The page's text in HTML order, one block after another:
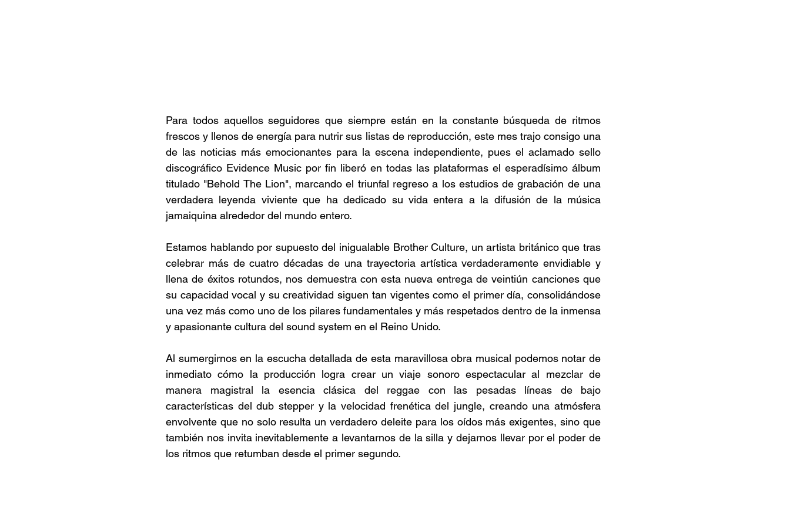
Para todos aquellos seguidores que siempre están en la constante búsqueda de ritmos
frescos y llenos de energía para nutrir sus listas de reproducción, este mes trajo consigo una
de las noticias más emocionantes para la escena independiente, pues el aclamado sello
discográfico Evidence Music por fin liberó en todas las plataformas el esperadísimo álbum
titulado "Behold The Lion", marcando el triunfal regreso a los estudios de grabación de una
verdadera leyenda viviente que ha dedicado su vida entera a la difusión de la música
jamaiquina alrededor del mundo entero.
Estamos hablando por supuesto del inigualable Brother Culture, un artista británico que tras
celebrar más de cuatro décadas de una trayectoria artística verdaderamente envidiable y
llena de éxitos rotundos, nos demuestra con esta nueva entrega de veintiún canciones que
su capacidad vocal y su creatividad siguen tan vigentes como el primer día, consolidándose
una vez más como uno de los pilares fundamentales y más respetados dentro de la inmensa
y apasionante cultura del sound system en el Reino Unido.
Al sumergirnos en la escucha detallada de esta maravillosa obra musical podemos notar de
inmediato cómo la producción logra crear un viaje sonoro espectacular al mezclar de
manera magistral la esencia clásica del reggae con las pesadas líneas de bajo
características del dub stepper y la velocidad frenética del jungle, creando una atmósfera
envolvente que no solo resulta un verdadero deleite para los oídos más exigentes, sino que
también nos invita inevitablemente a levantarnos de la silla y dejarnos llevar por el poder de
los ritmos que retumban desde el primer segundo.